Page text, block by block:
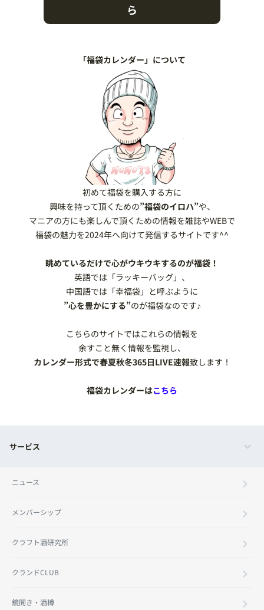
ら
「福袋カレンダー」について
初めて福袋を購入する方に
興味を持って頂くための”福袋のイロハ”や、
マニアの方にも楽しんで頂くための情報を雑誌やWEBで
福袋の魅力を2024年へ向けて発信するサイトです^^
眺めているだけで心がウキウキするのが福袋！
英語では「ラッキーバッグ」、
中国語では「幸福袋」と呼ぶように
”心を豊かにする”のが福袋なのです♪
こちらのサイトではこれらの情報を
余すこと無く情報を監視し、
カレンダー形式で春夏秋冬365日LIVE速報致します！
福袋カレンダーはこちら
サービス
ニュース
メンバーシップ
クラフト酒研究所
クランドCLUB
鏡開き・酒樽